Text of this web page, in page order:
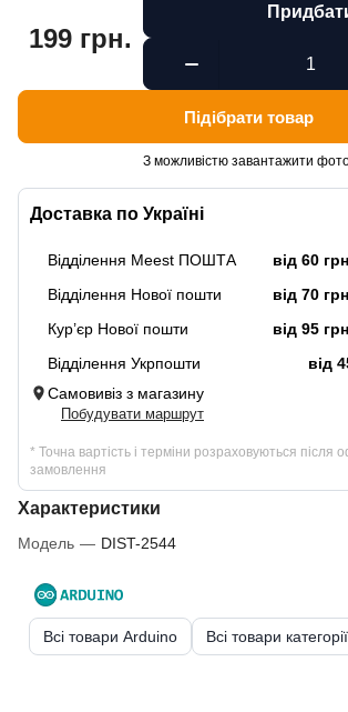
Доставка по Україні
Відділення Meest ПОШТА від 60
Відділення Нової пошти
від 70
Кур’єр Нової пошти
від 95
Відділення Укрпошти
від
Самовивіз з магазину
Побудувати маршрут
* Точна вартість і терміни розраховуються після
замовлення
Характеристики
Модель — DIST-2544
199 грн.
Підібрати товар
З можливістю завантажити
Всі товари Arduino Всі товари категорії